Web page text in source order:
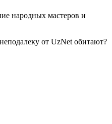
народных мастеров и
от UzNet обитают?